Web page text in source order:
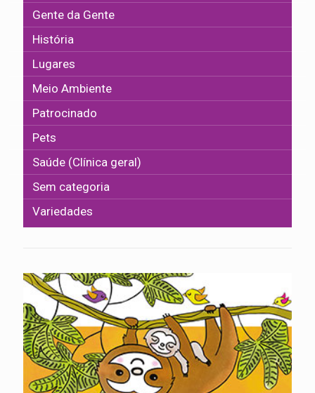
Gente da Gente
História
Lugares
Meio Ambiente
Patrocinado
Pets
Saúde (Clínica geral)
Sem categoria
Variedades